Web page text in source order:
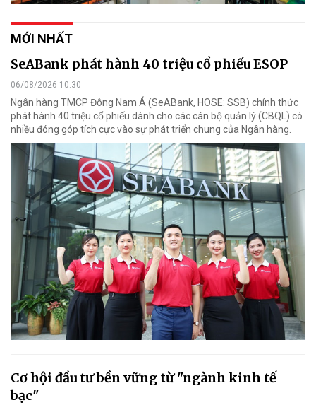
MỚI NHẤT
SeABank phát hành 40 triệu cổ phiếu ESOP
06/08/2026 10:30
Ngân hàng TMCP Đông Nam Á (SeABank, HOSE: SSB) chính thức
phát hành 40 triệu cổ phiếu dành cho các cán bộ quản lý (CBQL) có
nhiều đóng góp tích cực vào sự phát triển chung của Ngân hàng.
Cơ hội đầu tư bền vững từ "ngành kinh tế
bạc"